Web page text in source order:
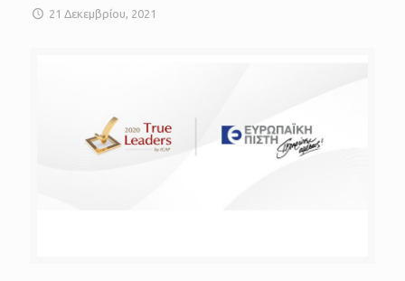
21 Δεκεμβρίου, 2021